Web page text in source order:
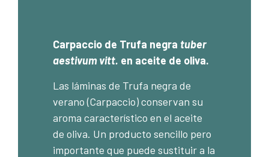
Carpaccio de Trufa negra tuber
aestivum vitt. en aceite de oliva.
Las láminas de Trufa negra de
verano (Carpaccio) conservan su
aroma característico en el aceite
de oliva. Un producto sencillo pero
importante que puede sustituir a la